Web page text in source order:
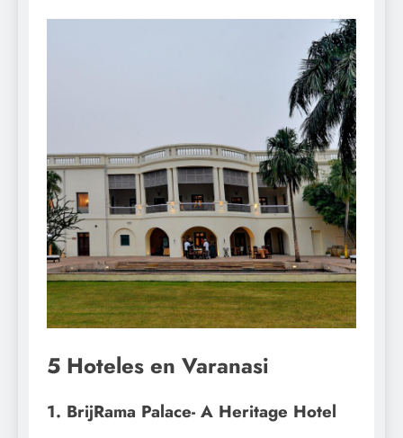
5 Hoteles en Varanasi
1. BrijRama Palace- A Heritage Hotel